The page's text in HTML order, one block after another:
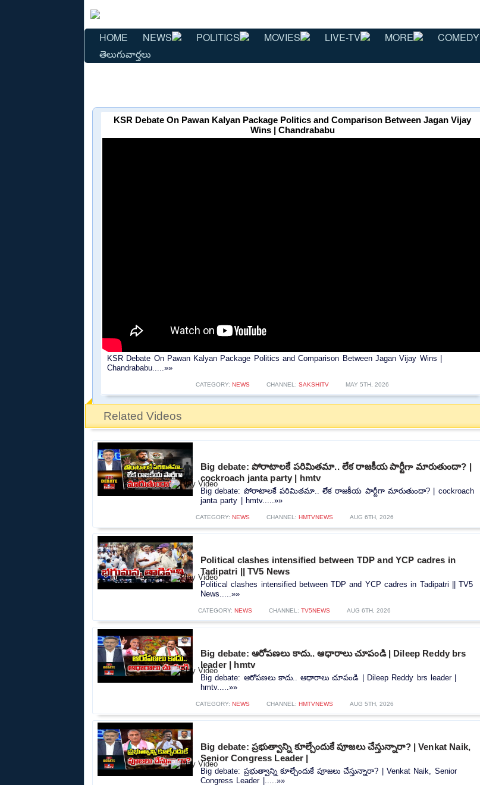
HOME NEWS POLITICS MOVIES LIVE-TV MORE COMEDY
తెలుగువార్తలు
KSR Debate On Pawan Kalyan Package Politics and Comparison Between Jagan Vijay
Wins | Chandrababu
KSR Debate On Pawan Kalyan Package Politics and Comparison Between Jagan Vijay Wins |
Chandrababu.....»»
CATEGORY: NEWS CHANNEL:SAKSHITV MAY 5TH, 2026
Related Videos
Big debate: పోరాటాలకే పరిమితమా.. లేక రాజకీయ పార్టీగా మారుతుందా? |
cockroach janta party | hmtv
Big debate: పోరాటాలకే పరిమితమా.. లేక రాజకీయ పార్టీగా మారుతుందా? | cockroach
janta party | hmtv.....»»
CATEGORY: NEWS CHANNEL: HMTVNEWS AUG 6TH, 2026
Political clashes intensified between TDP and YCP cadres in
Tadipatri || TV5 News
Political clashes intensified between TDP and YCP cadres in Tadipatri || TV5
News.....»»
CATEGORY: NEWS CHANNEL: TV5NEWS AUG 6TH, 2026
Big debate: ఆరోపణలు కాదు.. ఆధారాలు చూపండి | Dileep Reddy brs
leader | hmtv
Big debate: ఆరోపణలు కాదు.. ఆధారాలు చూపండి | Dileep Reddy brs leader |
hmtv.....»»
CATEGORY: NEWS CHANNEL: HMTVNEWS AUG 5TH, 2026
Big debate: ప్రభుత్వాన్ని కూల్చేందుకే పూజలు చేస్తున్నారా? | Venkat Naik,
Senior Congress Leader |
Big debate: ప్రభుత్వాన్ని కూల్చేందుకే పూజలు చేస్తున్నారా? | Venkat Naik, Senior
Congress Leader |.....»»